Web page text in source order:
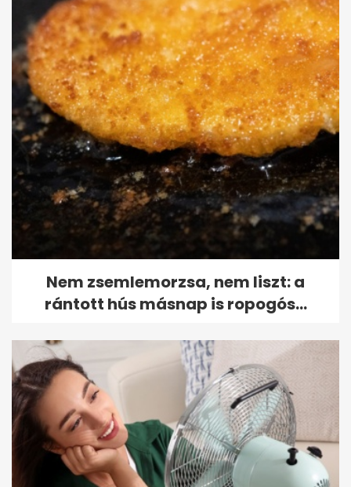
Nem zsemlemorzsa, nem liszt: a
rántott hús másnap is ropogós...